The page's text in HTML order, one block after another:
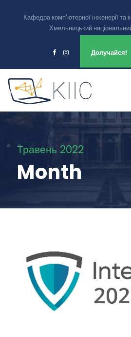
Кафедра комп'ютерної інженерії та
Хмельницький
Долучайся!
Травень 2022
Month